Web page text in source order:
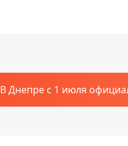
В Днепре с 1 июля